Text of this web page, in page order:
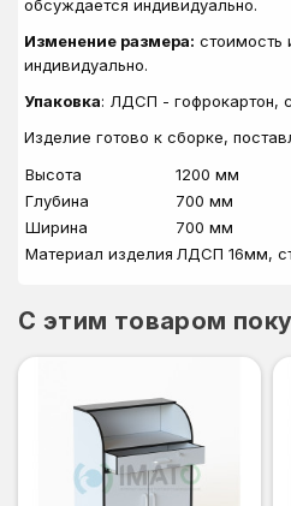
обсуждается индивидуально.
Изменение размера: стоимость
индивидуально.
Упаковка: ЛДСП - гофрокартон,
Изделие готово к сборке,
Высота
1200 мм
Глубина
700 мм
Ширина
700 мм
Материал изделия ЛДСП 16мм,
C этим товаром